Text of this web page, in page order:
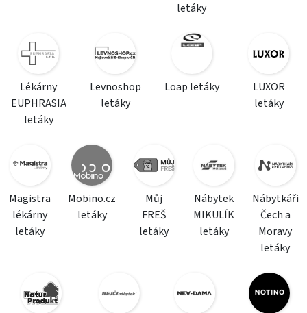
letáky
Lékárny
EUPHRASIA
letáky
Levnoshop
letáky
Loap letáky
LUXOR
letáky
Magistra
lékárny
letáky
Mobino.cz
letáky
Můj
FREŠ
letáky
Nábytek
MIKULÍK
letáky
Nábytkáři
Čech a
Moravy
letáky